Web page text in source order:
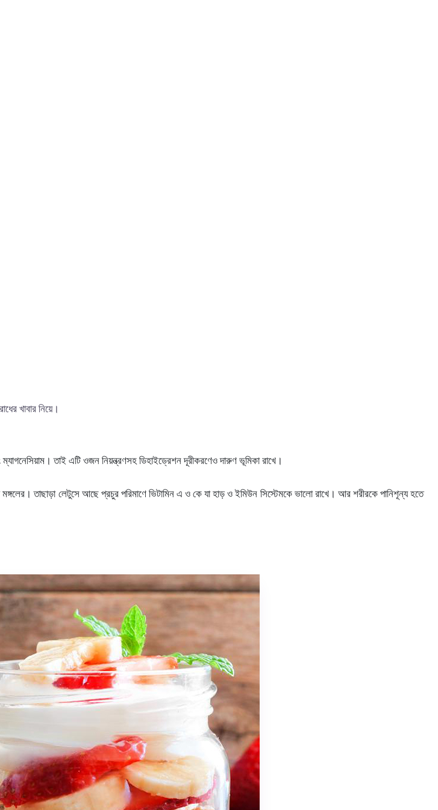
খাবার নিয়ে।
তাই এটি ওজন নিয়ন্ত্রণসহ ডিহাইড্রেশন দূরীকরণেও দারুণ ভূমিকা রাখে।
তাছাড়া লেটুসে আছে প্রচুর পরিমাণে ভিটামিন এ ও কে যা হাড় ও ইমিউন সিস্টেমকে ভালো রাখে। আর শরীরকে পানিশূন্য হতে